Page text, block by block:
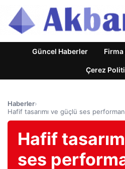
Güncel Haberler Firma
Çerez
Haberler›
Hafif tasarımı ve güçlü ses
Hafif
ses